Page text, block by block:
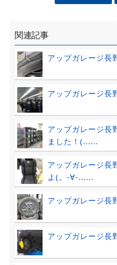
関連記事
アップガレージ長
アップガレージ
アップガレージ
ました！(......
アップガレージ長
よ(。-∀-......
アップガレージ長
アップガレージ